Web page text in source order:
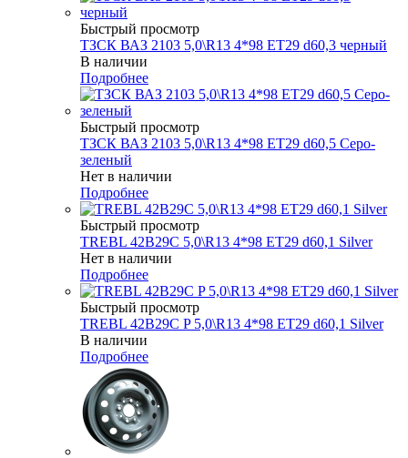
Быстрый просмотр
ТЗСК ВАЗ 2103 5,0\R13 4*98 ET29 d60,3 черный
В наличии
Подробнее
Быстрый просмотр
ТЗСК ВАЗ 2103 5,0\R13 4*98 ET29 d60,5 Серо-
зеленый
Нет в наличии
Подробнее
Быстрый просмотр
TREBL 42B29C 5,0\R13 4*98 ET29 d60,1 Silver
Нет в наличии
Подробнее
Быстрый просмотр
TREBL 42B29C P 5,0\R13 4*98 ET29 d60,1 Silver
В наличии
Подробнее